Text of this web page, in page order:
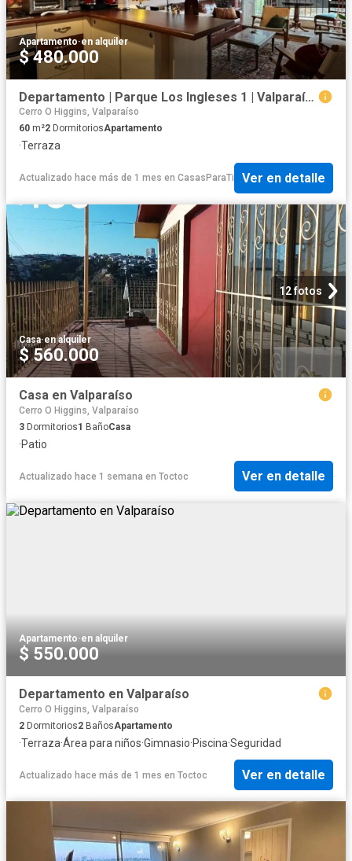
Apartamento·en alquiler
$ 480.000
Departamento | Parque Los Ingleses 1 | Valparaíso
Cerro O Higgins, Valparaíso
60 m²2 DormitoriosApartamento
·Terraza
Actualizado hace más de 1 mes en CasasParaTi Ver en detalle
12 fotos
Casa·en alquiler
$ 560.000
Casa en Valparaíso
Cerro O Higgins, Valparaíso
3 Dormitorios1 BañoCasa
·Patio
Actualizado hace 1 semana en Toctoc Ver en detalle
Apartamento·en alquiler
$ 550.000
Departamento en Valparaíso
Cerro O Higgins, Valparaíso
2 Dormitorios2 BañosApartamento
·Terraza·Área para niños·Gimnasio·Piscina·Seguridad
Actualizado hace más de 1 mes en Toctoc Ver en detalle